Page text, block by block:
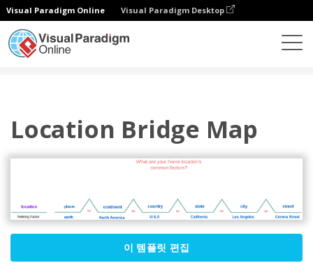
Visual Paradigm Online Visual Paradigm Desktop
Location Bridge Map
이 템플릿 편집